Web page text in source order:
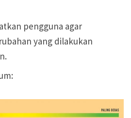
pengguna agar
yang dilakukan